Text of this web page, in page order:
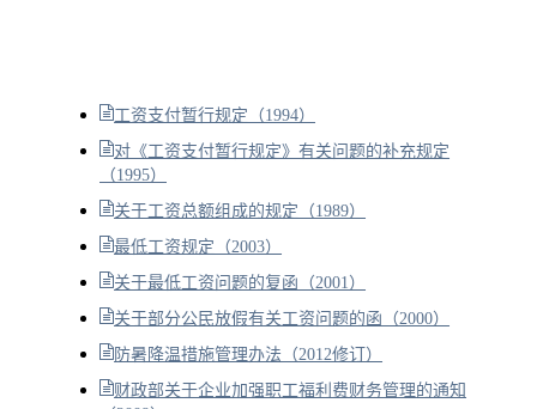
工资支付暂行规定（1994）
对《工资支付暂行规定》有关问题的补充规定
（1995）
关于工资总额组成的规定（1989）
最低工资规定（2003）
关于最低工资问题的复函（2001）
关于部分公民放假有关工资问题的函（2000）
防暑降温措施管理办法（2012修订）
财政部关于企业加强职工福利费财务管理的通知